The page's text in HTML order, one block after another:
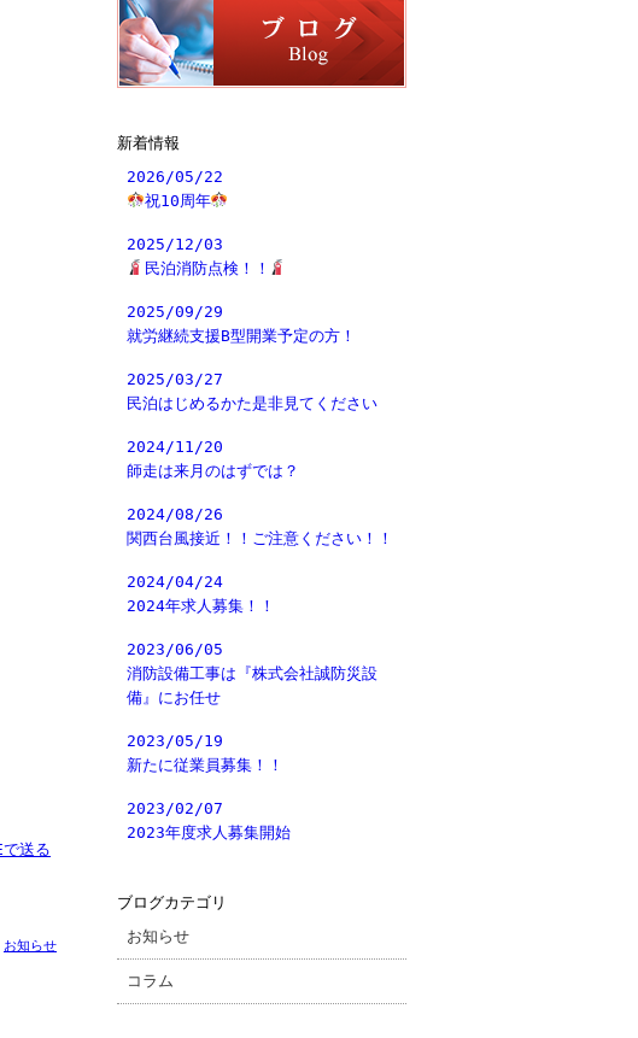
お知らせ
新着情報
2026/05/22
祝10周年
2025/12/03
民泊消防点検！！
2025/09/29
就労継続支援B型開業予定の方！
2025/03/27
民泊はじめるかた是非見てください
2024/11/20
師走は来月のはずでは？
2024/08/26
関西台風接近！！ご注意ください！！
2024/04/24
2024年求人募集！！
2023/06/05
消防設備工事は『株式会社誠防災設
備』にお任せ
2023/05/19
新たに従業員募集！！
2023/02/07
2023年度求人募集開始
ブログカテゴリ
お知らせ
コラム